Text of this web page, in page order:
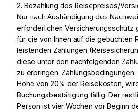
2. Bezahlung des Reisepreises/
Nur nach Aushändigung des
erforderlichen Versicherungsschutz
für die von Ihnen auf die gebuchten
leistenden Zahlungen
diese unter den nachfolgenden
zu erbringen. Zahlungsbedingungen:
Höhe von 20% der Reisekosten,
Buchungsbestätigung fällig. Der
Person ist vier Wochen vor Beginn